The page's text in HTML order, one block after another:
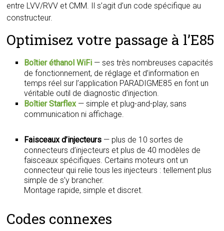
entre LVV/RVV et CMM. Il s’agit d’un code spécifique au
constructeur.
Optimisez votre passage à l’E85
Boîtier éthanol WiFi — ses très nombreuses capacités
de fonctionnement, de réglage et d’information en
temps réel sur l’application PARADIGME85 en font un
véritable outil de diagnostic d’injection.
Boîtier Starflex— simple et plug-and-play, sans
communication ni affichage.
Faisceaux d’injecteurs — plus de 10 sortes de
connecteurs d’injecteurs et plus de 40 modèles de
faisceaux spécifiques. Certains moteurs ont un
connecteur qui relie tous les injecteurs : tellement plus
simple de s’y brancher.
Montage rapide, simple et discret.
Codes connexes